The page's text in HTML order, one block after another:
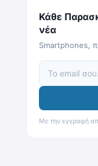
Κάθε
νέα
Smartphones,
Με την εγγραφή